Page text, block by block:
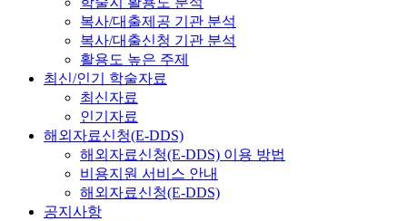
복사/대출제공 기관 분석
복사/대출신청 기관 분석
활용도 높은 주제
최신/인기 학술자료
최신자료
인기자료
해외자료신청(E-DDS)
해외자료신청(E-DDS) 이용 방법
비용지원 서비스 안내
해외자료신청(E-DDS)
공지사항